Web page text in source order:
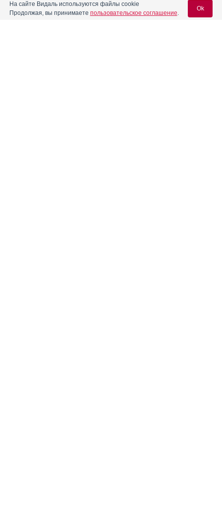
На сайте Видаль используются файлы cookie
Продолжая, вы принимаете пользовательское соглашение.
Ok